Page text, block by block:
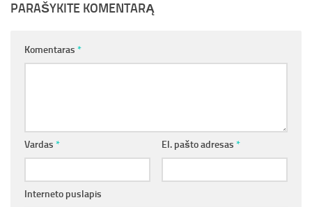
PARAŠYKITE KOMENTARĄ
Komentaras *
Vardas * El. pašto adresas *
Interneto puslapis